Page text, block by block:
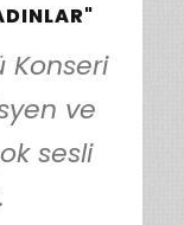
Konseri
ve
sesli